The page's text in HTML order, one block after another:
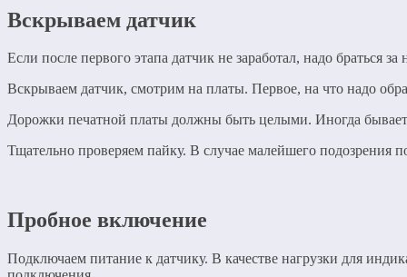
Вскрываем датчик
Если после первого этапа датчик не заработал, надо браться
Вскрываем датчик, смотрим на платы. Первое, на что надо
Дорожки печатной платы должны быть целыми. Иногда бывает,
Тщательно проверяем пайку. В случае малейшего подозрения
Пробное включение
Подключаем питание к датчику. В качестве нагрузки для